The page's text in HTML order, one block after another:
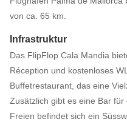
von ca. 65 km.
Infrastruktur
Das FlipFlop Cala Mandia
Réception und kostenloses
Buffetrestaurant, das eine
Zusätzlich gibt es eine Bar
Freien befindet sich ein